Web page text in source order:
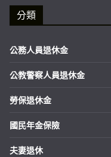
分類
公務人員退休金
公教警察人員退休金
勞保退休金
國民年金保險
夫妻退休